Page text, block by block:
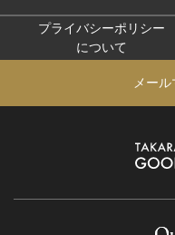
プライバシーポリシー
について
メー